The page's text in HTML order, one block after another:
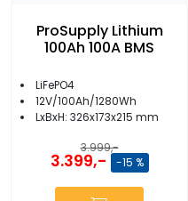
ProSupply Lithium
100Ah 100A BMS
LiFePO4
12V/100Ah/1280Wh
LxBxH: 326x173x215 mm
3.999,-
3.399,- -15 %